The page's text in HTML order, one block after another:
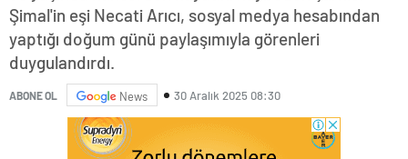
Şimal'in eşi Necati Arıcı, sosyal medya hesabından
yaptığı doğum günü paylaşımıyla görenleri
duygulandırdı.
ABONE OL News 30 Aralık 2025 08:30